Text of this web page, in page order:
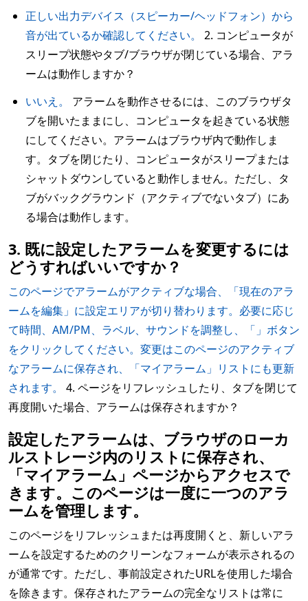
正しい出力デバイス（スピーカー/ヘッドフォン）から
音が出ているか確認してください。
2. コンピュータが
スリープ状態やタブ/ブラウザが閉じている場合、アラ
ームは動作しますか？
いいえ。
アラームを動作させるには、このブラウザタ
ブを開いたままにし、コンピュータを起きている状態
にしてください。アラームはブラウザ内で動作しま
す。タブを閉じたり、コンピュータがスリープまたは
シャットダウンしていると動作しません。ただし、タ
ブがバックグラウンド（アクティブでないタブ）にあ
る場合は動作します。
3. 既に設定したアラームを変更するには
どうすればいいですか？
このページでアラームがアクティブな場合、「現在のアラ
ームを編集」に設定エリアが切り替わります。必要に応じ
て時間、AM/PM、ラベル、サウンドを調整し、「」ボタン
をクリックしてください。変更はこのページのアクティブ
なアラームに保存され、「マイアラーム」リストにも更新
されます。
4. ページをリフレッシュしたり、タブを閉じて
再度開いた場合、アラームは保存されますか？
設定したアラームは、ブラウザのローカ
ルストレージ内のリストに保存され、
「マイアラーム」ページからアクセスで
きます。このページは一度に一つのアラ
ームを管理します。
このページをリフレッシュまたは再度開くと、新しいアラ
ームを設定するためのクリーンなフォームが表示されるの
が通常です。ただし、事前設定されたURLを使用した場合
を除きます。保存されたアラームの完全なリストは常に